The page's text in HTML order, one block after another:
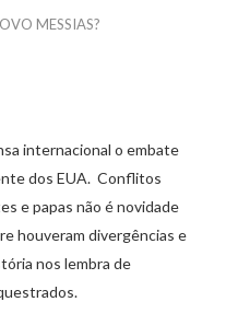
MESSIAS?
internacional o embate
dos EUA. Conflitos
e papas não é novidade
houveram divergências e
nos lembra de